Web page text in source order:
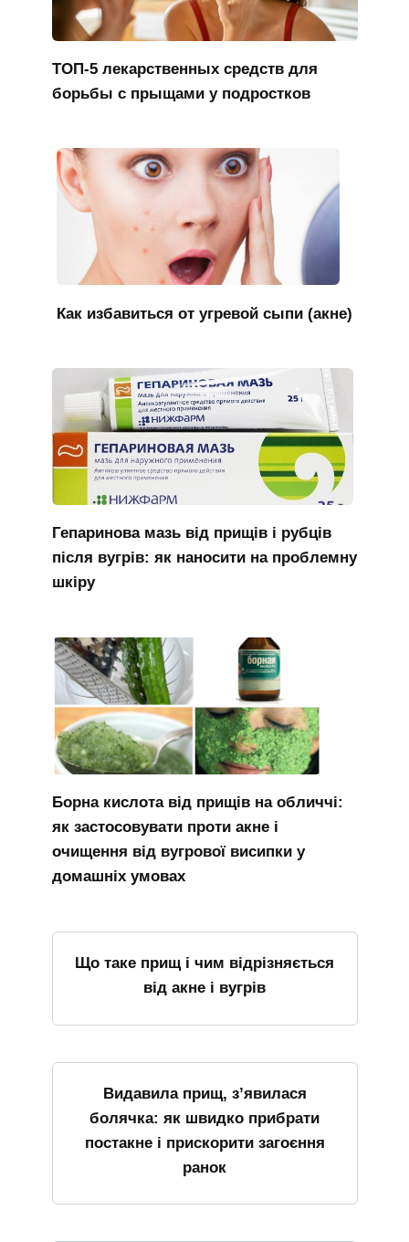
ТОП-5 лекарственных средств для
борьбы с прыщами у подростков
Как избавиться от угревой сыпи (акне)
Гепаринова мазь від прищів і рубців
після вугрів: як наносити на проблемну
шкіру
Борна кислота від прищів на обличчі:
як застосовувати проти акне і
очищення від вугрової висипки у
домашніх умовах
Що таке прищ і чим відрізняється
від акне і вугрів
Видавила прищ, з’явилася
болячка: як швидко прибрати
постакне і прискорити загоєння
ранок